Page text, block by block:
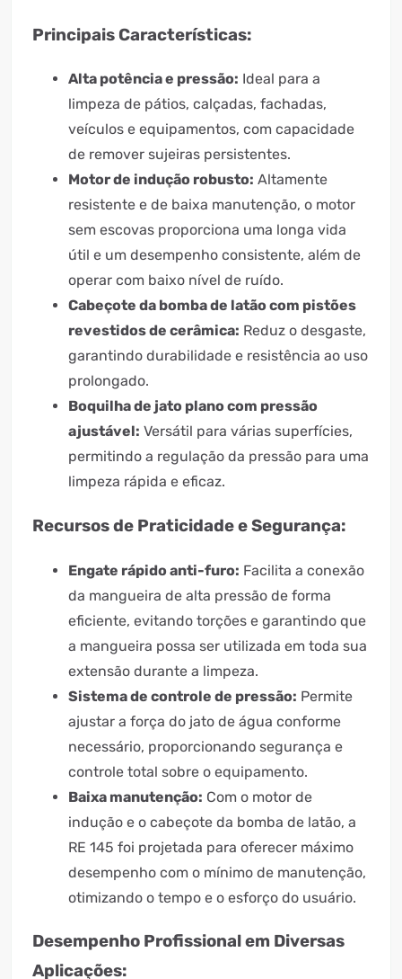
Principais Características:
Alta potência e pressão: Ideal para a
limpeza de pátios, calçadas, fachadas,
veículos e equipamentos, com capacidade
de remover sujeiras persistentes.
Motor de indução robusto: Altamente
resistente e de baixa manutenção, o motor
sem escovas proporciona uma longa vida
útil e um desempenho consistente, além de
operar com baixo nível de ruído.
Cabeçote da bomba de latão com pistões
revestidos de cerâmica: Reduz o desgaste,
garantindo durabilidade e resistência ao uso
prolongado.
Boquilha de jato plano com pressão
ajustável: Versátil para várias superfícies,
permitindo a regulação da pressão para uma
limpeza rápida e eficaz.
Recursos de Praticidade e Segurança:
Engate rápido anti-furo: Facilita a conexão
da mangueira de alta pressão de forma
eficiente, evitando torções e garantindo que
a mangueira possa ser utilizada em toda sua
extensão durante a limpeza.
Sistema de controle de pressão: Permite
ajustar a força do jato de água conforme
necessário, proporcionando segurança e
controle total sobre o equipamento.
Baixa manutenção: Com o motor de
indução e o cabeçote da bomba de latão, a
RE 145 foi projetada para oferecer máximo
desempenho com o mínimo de manutenção,
otimizando o tempo e o esforço do usuário.
Desempenho Profissional em Diversas
Aplicações: